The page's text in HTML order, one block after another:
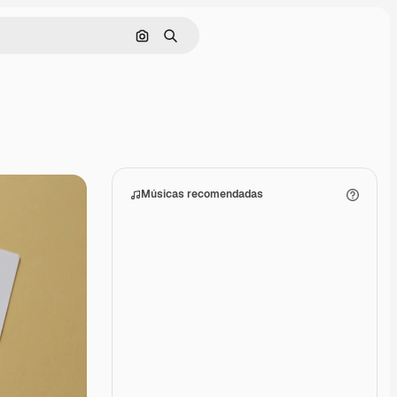
Pesquisar por imagem
Buscar
Músicas recomendadas